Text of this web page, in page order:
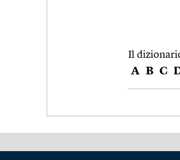
Il
A B C